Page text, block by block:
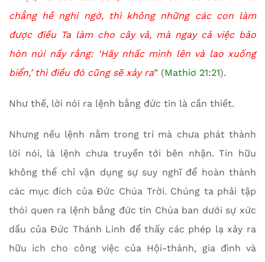
chẳng hề nghi ngờ, thì không những các con làm
được điều Ta làm cho cây vả, mà ngay cả việc bảo
hòn núi nầy rằng: ‘Hãy nhấc mình lên và lao xuống
biển,’ thì điều đó cũng sẽ xảy ra” (Mathiơ 21:21).
Như thế, lời nói ra lệnh bằng đức tin là cần thiết.
Nhưng nếu lệnh nằm trong trí mà chưa phát thành
lời nói, là lệnh chưa truyền tới bên nhận. Tín hữu
không thể chỉ vận dụng sự suy nghĩ để hoàn thành
các mục đích của Đức Chúa Trời. Chúng ta phải tập
thói quen ra lệnh bằng đức tin Chúa ban dưới sự xức
dầu của Đức Thánh Linh để thấy các phép lạ xảy ra
hữu ích cho công việc của Hội-thánh, gia đình và